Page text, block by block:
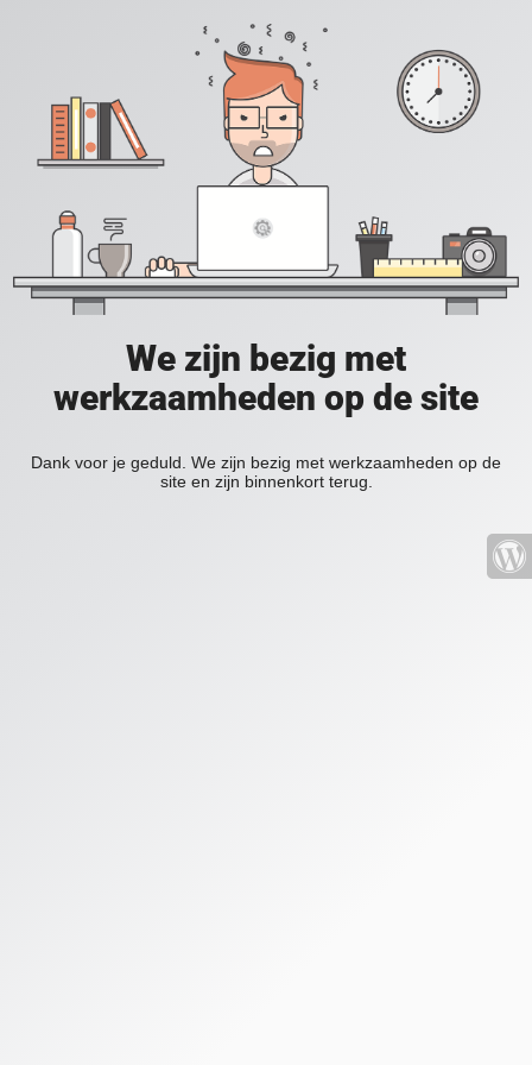
We zijn bezig met
werkzaamheden op de site
Dank voor je geduld. We zijn bezig met werkzaamheden op de
site en zijn binnenkort terug.